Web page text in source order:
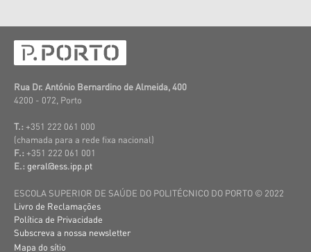
Rua Dr. António Bernardino de Almeida, 400
4200 - 072, Porto
T.: +351 222 061 000
(chamada para a rede fixa nacional)
F.: +351 222 061 001
E.: geral@ess.ipp.pt
ESCOLA SUPERIOR DE SAÚDE DO POLITÉCNICO DO PORTO © 2022
Livro de Reclamações
Política de Privacidade
Subscreva a nossa newsletter
Mapa do sítio